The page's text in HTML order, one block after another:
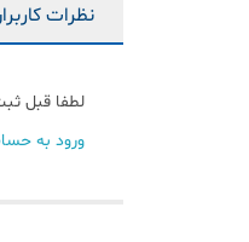
نظرات
لطفا قبل
ورود به